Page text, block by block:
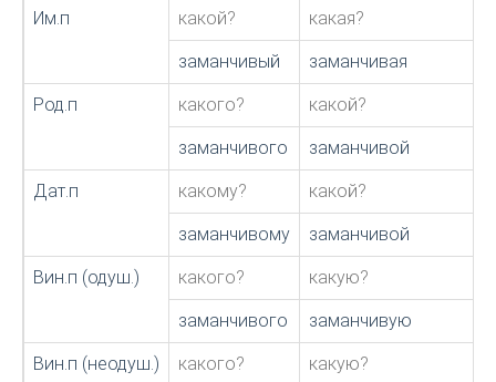
Им.п какой? какая?
заманчивый заманчивая
Род.п какого? какой?
заманчивого заманчивой
Дат.п какому? какой?
заманчивому заманчивой
Вин.п (одуш.) какого? какую?
заманчивого заманчивую
Вин.п (неодуш.) какого? какую?